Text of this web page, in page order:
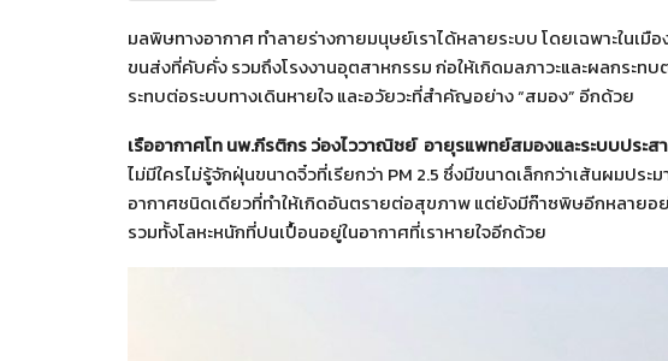
มลพิษทางอากาศ ทำลายร่างกายมนุษย์เราได้หลายระบบ โดยเฉพาะในเ
ขนส่งที่คับคั่ง รวมถึงโรงงานอุตสาหกรรม ก่อให้เกิดมลภาวะและผลกระ
ระทบต่อระบบทางเดินหายใจ และอวัยวะที่สำคัญอย่าง “สมอง” อีกด้วย
เรืออากาศโท นพ.กีรติกร ว่องไววาณิชย์ อายุรแพทย์สมองและระบบประส
ไม่มีใครไม่รู้จักฝุ่นขนาดจิ๋วที่เรียกว่า PM 2.5 ซึ่งมีขนาดเล็กกว่าเส้นผมปร
อากาศชนิดเดียวที่ทำให้เกิดอันตรายต่อสุขภาพ แต่ยังมีก๊าซพิษอีกหลายอ
รวมทั้งโลหะหนักที่ปนเปื้อนอยู่ในอากาศที่เราหายใจอีกด้วย